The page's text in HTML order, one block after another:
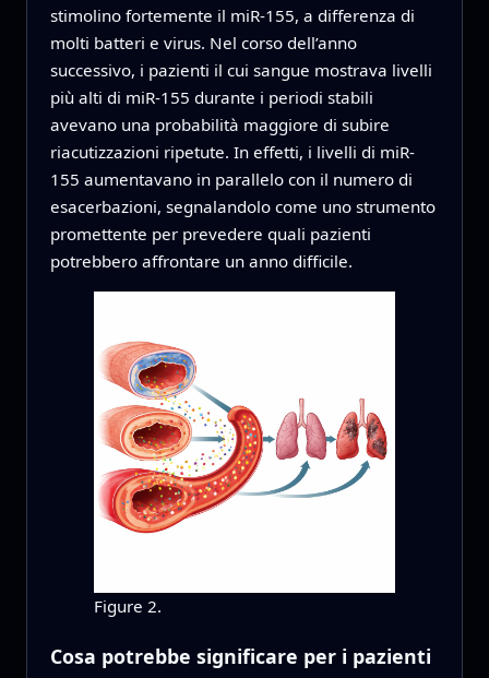
stimolino fortemente il miR-155, a differenza di
molti batteri e virus. Nel corso dell’anno
successivo, i pazienti il cui sangue mostrava livelli
più alti di miR-155 durante i periodi stabili
avevano una probabilità maggiore di subire
riacutizzazioni ripetute. In effetti, i livelli di miR-
155 aumentavano in parallelo con il numero di
esacerbazioni, segnalandolo come uno strumento
promettente per prevedere quali pazienti
potrebbero affrontare un anno difficile.
Figure 2.
Cosa potrebbe significare per i pazienti